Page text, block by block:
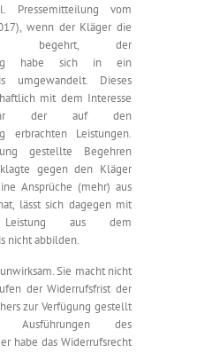
Pressemitteilung vom
wenn der Kläger die
begehrt, der
habe sich in ein
umgewandelt. Dieses
mit dem Interesse
der auf den
erbrachten Leistungen.
gestellte Begehren
gegen den Kläger
Ansprüche (mehr) aus
lässt sich dagegen mit
aus dem
nicht abbilden.
Sie macht nicht
der Widerrufsfrist der
zur Verfügung gestellt
des
habe das Widerrufsrecht